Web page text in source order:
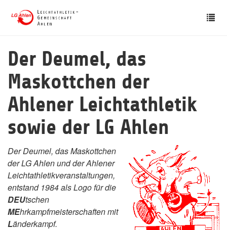
Der Deumel, das
Maskottchen der
Ahlener Leichtathletik
sowie der LG Ahlen
Der Deumel, das Maskottchen
der LG Ahlen und der Ahlener
Leichtathletikveranstaltungen,
entstand 1984 als Logo für die
DEUtschen
MEhrkampfmeisterschaften mit
Länderkampf.